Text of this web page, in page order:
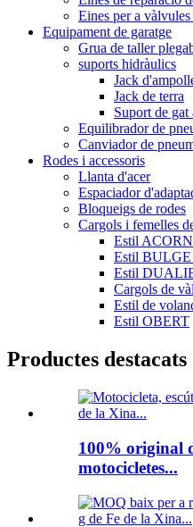
Eines per a
Equipament de garatge
Grua de taller
suports hidràulics
Jack
Jack de terra
Suport de gat
Equilibrador de
Canviador de
Rodes i accessoris
Llanta d'acer
Espaciador
Bloqueigs de rodes
Cargols i femelles
Estil ACORN
Estil
Estil
Cargols de
Estil de
Estil OBERT
Productes destacats
100% original
motocicletes...